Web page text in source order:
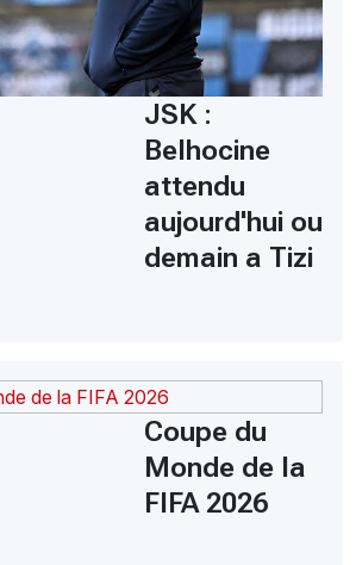
JSK :
Belhocine
attendu
aujourd'hui ou
demain a Tizi
Coupe du
Monde de la
FIFA 2026